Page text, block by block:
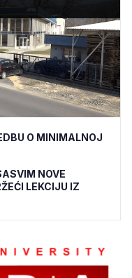
O MINIMALNOJ
NOVE
LEKCIJU IZ